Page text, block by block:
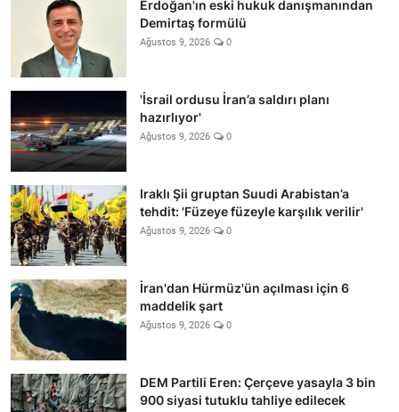
Erdoğan'ın eski hukuk danışmanından
Demirtaş formülü
Ağustos 9, 2026 0
'İsrail ordusu İran’a saldırı planı
hazırlıyor'
Ağustos 9, 2026 0
Iraklı Şii gruptan Suudi Arabistan’a
tehdit: 'Füzeye füzeyle karşılık verilir'
Ağustos 9, 2026 0
İran'dan Hürmüz'ün açılması için 6
maddelik şart
Ağustos 9, 2026 0
DEM Partili Eren: Çerçeve yasayla 3 bin
900 siyasi tutuklu tahliye edilecek